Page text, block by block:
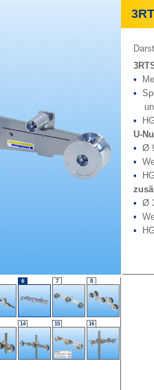
•
•
•
U-
• Ø
•
•
• Ø
•
•
6 7 8
14 15 16